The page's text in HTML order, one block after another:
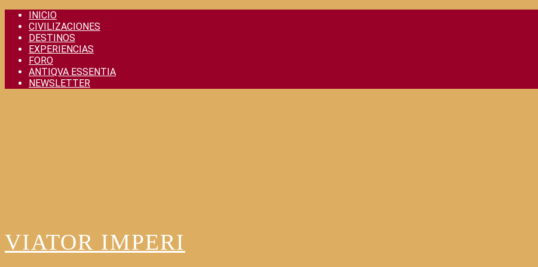
Skip
content
INICIO
CIVILIZACIONES
DESTINOS
EXPERIENCIAS
FORO
ANTIQVA ESSENTIA
NEWSLETTER
VIATOR IMPERI